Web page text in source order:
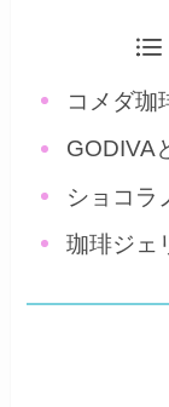
コメダ珈
GODIVA
ショコラ
珈琲ジェ